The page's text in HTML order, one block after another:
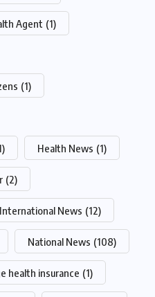
Agent (1)
(1)
Health News (1)
(2)
International News (12)
National News (108)
health insurance (1)